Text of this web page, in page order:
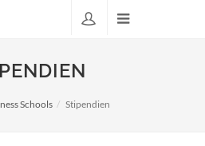
Schools Stipendien